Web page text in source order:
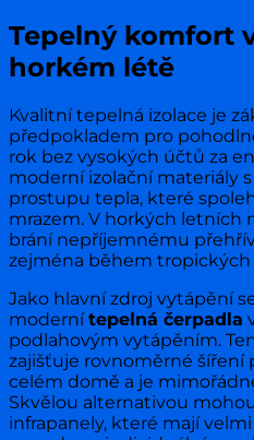
Tepelný komfort
horkém létě
Kvalitní tepelná izolace je
předpokladem pro
rok bez vysokých účtů za
moderní izolační materiály
prostupu tepla, které
mrazem. V horkých letních
brání nepříjemnému
zejména během tropických
Jako hlavní zdroj vytápění
modernítepelná čerpadla
podlahovým vytápěním.
zajišťuje rovnoměrné šíření
celém domě a je
Skvělou alternativou
infrapanely, které mají